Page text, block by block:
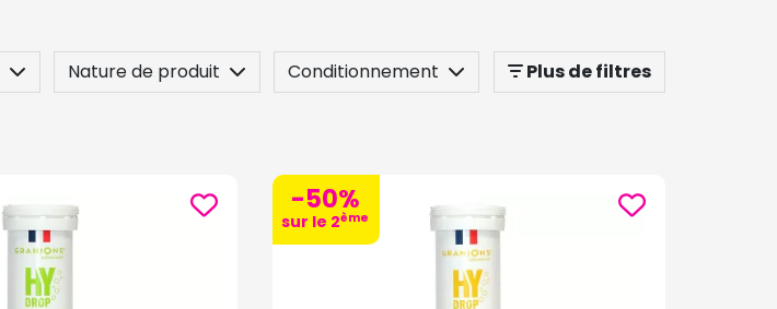
Nature de produit
Conditionnement
Plus de filtres
-50%
sur le 2ème